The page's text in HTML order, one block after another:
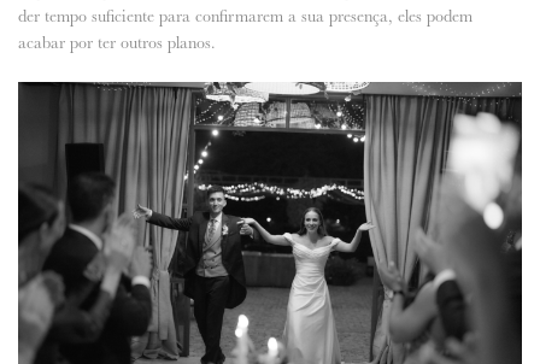
der tempo suficiente para confirmarem a sua presença, eles podem
acabar por ter outros planos.